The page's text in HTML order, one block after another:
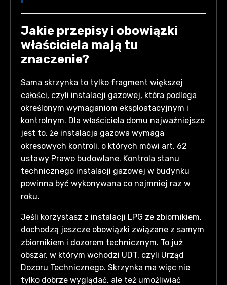
Jakie przepisy i obowiązki
właściciela mają tu
znaczenie?
Sama skrzynka to tylko fragment większej
całości, czyli instalacji gazowej, która podlega
określonym wymaganiom eksploatacyjnym i
kontrolnym. Dla właściciela domu najważniejsze
jest to, że instalacja gazowa wymaga
okresowych kontroli, o których mówi art. 62
ustawy Prawo budowlane. Kontrola stanu
technicznego instalacji gazowej w budynku
powinna być wykonywana co najmniej raz w
roku.
Jeśli korzystasz z instalacji LPG ze zbiornikiem,
dochodzą jeszcze obowiązki związane z samym
zbiornikiem i dozorem technicznym. To już
obszar, w którym wchodzi UDT, czyli Urząd
Dozoru Technicznego. Skrzynka ma więc nie
tylko dobrze wyglądać, ale też umożliwiać